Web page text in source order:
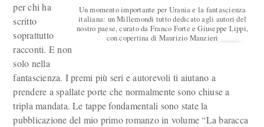
Un momento importante per Urania e la fantascienza
italiana: un Millemondi tutto dedicato agli autori del
nostro paese, curato da Franco Forte e Giuseppe Lippi,
con copertina di Maurizio Manzieri
per chi ha
scritto
soprattutto
racconti. E non
solo nella
fantascienza. I premi più seri e autorevoli ti aiutano a
prendere a spallate porte che normalmente sono chiuse a
tripla mandata. Le tappe fondamentali sono state la
pubblicazione del mio primo romanzo in volume “La baracca